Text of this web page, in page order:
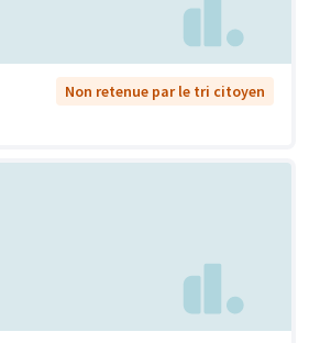
Non retenue par le tri citoyen